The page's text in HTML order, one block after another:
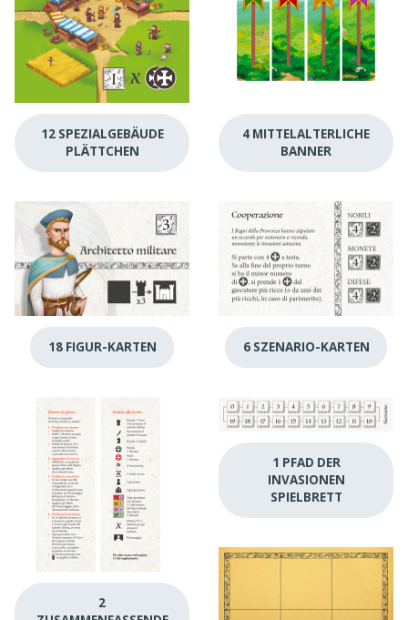
12 SPEZIALGEBÄUDE
PLÄTTCHEN
4 MITTELALTERLICHE
BANNER
18 FIGUR-KARTEN 6 SZENARIO-KARTEN
2
1 PFAD DER
INVASIONEN
SPIELBRETT